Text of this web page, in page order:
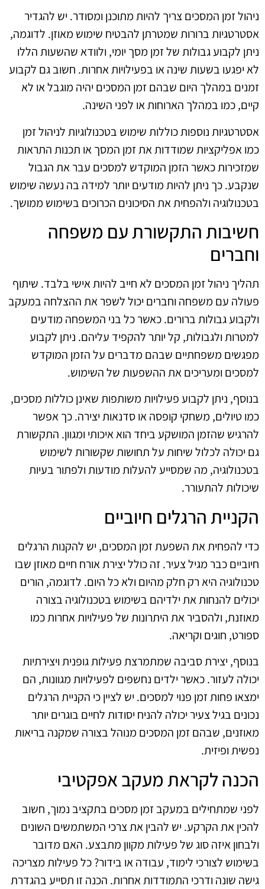
ניהול זמן המסכים צריך להיות מתוכנן ומסודר. יש להגדיר
אסטרטגיות ברורות שמטרתן להבטיח שימוש מאוזן. לדוגמה,
ניתן לקבוע גבולות של זמן מסך יומי, ולוודא שהשעות הללו
לא יפגעו בשעות שינה או בפעילויות אחרות. חשוב גם לקבוע
זמנים במהלך היום שבהם זמן המסכים יהיה מוגבל או לא
קיים, כמו במהלך הארוחות או לפני השינה.
אסטרטגיות נוספות כוללות שימוש בטכנולוגיות לניהול זמן
כמו אפליקציות שמודדות את זמן המסך או תכנות התראות
שמזכירות כאשר הזמן המוקדש למסכים עבר את הגבול
שנקבע. כך ניתן להיות מודעים יותר למידה בה נעשה שימוש
בטכנולוגיה ולהפחית את הסיכונים הכרוכים בשימוש ממושך.
חשיבות התקשורת עם משפחה
וחברים
תהליך ניהול זמן המסכים לא חייב להיות אישי בלבד. שיתוף
פעולה עם משפחה וחברים יכול לשפר את ההצלחה במעקב
ולקבוע גבולות ברורים. כאשר כל בני המשפחה מודעים
למטרות ולגבולות, קל יותר להקפיד עליהם. ניתן לקבוע
מפגשים משפחתיים שבהם מדברים על הזמן המוקדש
למסכים ומעריכים את ההשפעות של השימוש.
בנוסף, ניתן לקבוע פעילויות משותפות שאינן כוללות מסכים,
כמו טיולים, משחקי קופסה או סדנאות יצירה. כך אפשר
להרגיש שהזמן המושקע ביחד הוא איכותי ומגוון. התקשורת
גם יכולה לכלול שיחות על תחושות שקשורות לשימוש
בטכנולוגיה, מה שמסייע להעלות מודעות ולפתור בעיות
שיכולות להתעורר.
הקניית הרגלים חיוביים
כדי להפחית את השפעת זמן המסכים, יש להקנות הרגלים
חיוביים כבר מגיל צעיר. זה כולל יצירת אורח חיים מאוזן שבו
טכנולוגיה היא רק חלק מהיום ולא כל היום. לדוגמה, הורים
יכולים להנחות את ילדיהם בשימוש בטכנולוגיה בצורה
מאוזנת, ולהסביר את היתרונות של פעילויות אחרות כמו
ספורט, חוגים וקריאה.
בנוסף, יצירת סביבה שמתמרצת פעילות גופנית ויצירתיות
יכולה לעזור. כאשר ילדים נחשפים לפעילויות מגוונות, הם
ימצאו פחות זמן פנוי למסכים. יש לציין כי הקניית הרגלים
נכונים בגיל צעיר יכולה להניח יסודות לחיים בוגרים יותר
מאוזנים, שבהם זמן המסכים מנוהל בצורה שמקנה בריאות
נפשית ופיזית.
הכנה לקראת מעקב אפקטיבי
לפני שמתחילים במעקב זמן מסכים בתקציב נמוך, חשוב
להכין את הקרקע. יש להבין את צרכי המשתמשים השונים
ולבחון איזה סוג של פעילות מקוון מתבצע. האם מדובר
בשימוש לצורכי לימוד, עבודה או בידור? כל פעילות מצריכה
גישה שונה ודרכי התמודדות אחרות. הכנה זו תסייע בהגדרת